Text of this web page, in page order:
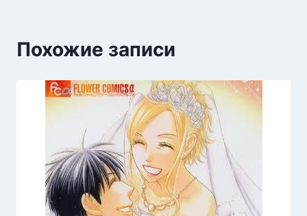
Похожие записи